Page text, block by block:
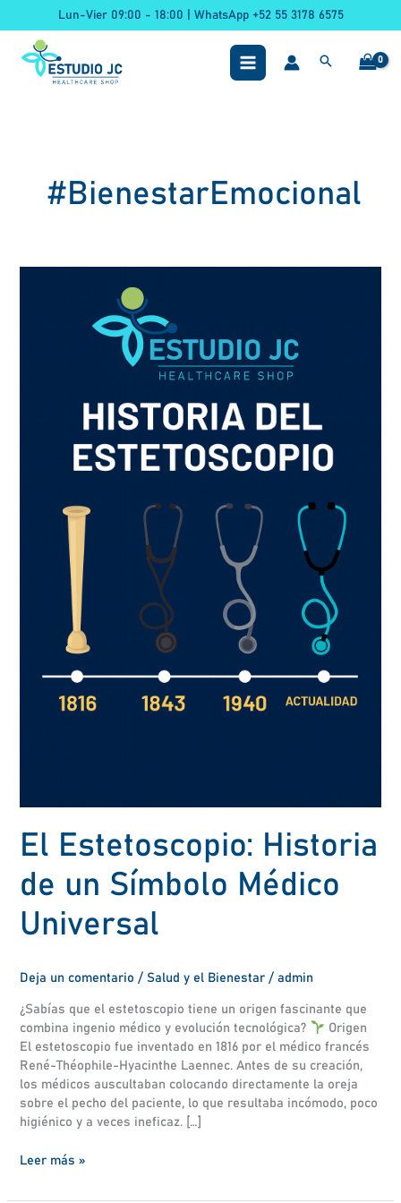
al
contenido
Lun-Vier 09:00 - 18:00 | WhatsApp +52 55 3178 6575
#BienestarEmocional
El Estetoscopio: Historia
de un Símbolo Médico
Universal
Deja un comentario /Salud y el Bienestar /admin
¿Sabías que el estetoscopio tiene un origen fascinante que
combina ingenio médico y evolución tecnológica?
Origen
El estetoscopio fue inventado en 1816 por el médico francés
René-Théophile-Hyacinthe Laennec. Antes de su creación,
los médicos auscultaban colocando directamente la oreja
sobre el pecho del paciente, lo que resultaba incómodo, poco
higiénico y a veces ineficaz. […]
Leer más »